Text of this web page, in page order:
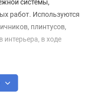
системы,
работ. Используются
плинтусов,
в ходе